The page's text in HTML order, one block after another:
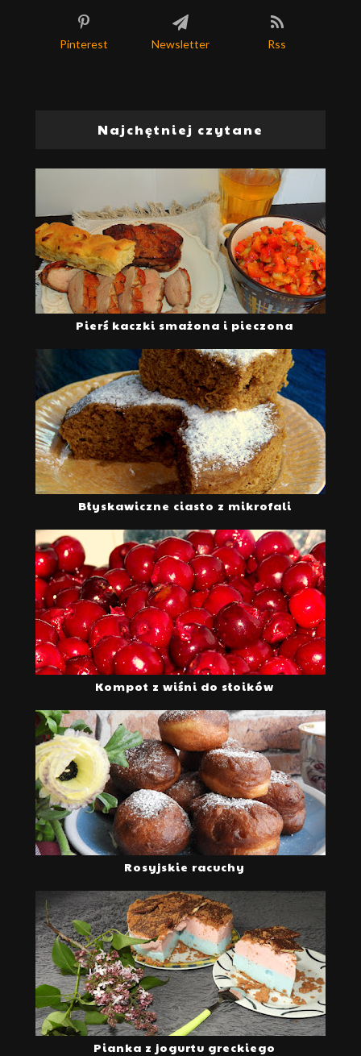
Pinterest Newsletter Rss
Najchętniej czytane
Pierś kaczki smażona i pieczona
Błyskawiczne ciasto z mikrofali
Kompot z wiśni do słoików
Rosyjskie racuchy
Pianka z jogurtu greckiego